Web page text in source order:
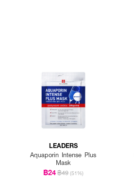
LEADERS
Aquaporin Intense Plus
Mask
฿24฿49 (51%)